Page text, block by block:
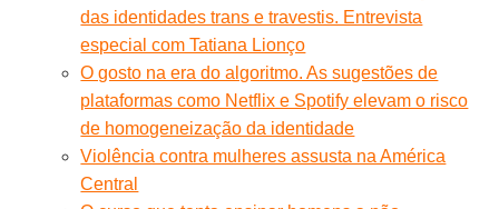
das identidades trans e travestis. Entrevista
especial com Tatiana Lionço
O gosto na era do algoritmo. As sugestões de
plataformas como Netflix e Spotify elevam o risco
de homogeneização da identidade
Violência contra mulheres assusta na América
Central